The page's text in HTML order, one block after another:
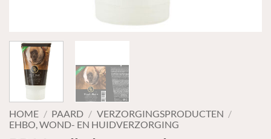
HOME / PAARD / VERZORGINGSPRODUCTEN /
EHBO, WOND- EN HUIDVERZORGING